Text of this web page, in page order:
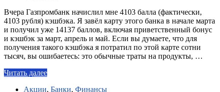
Вчера Газпромбанк начислил мне 4103 балла (фактически,
4103 рубля) кэшбэка. Я завёл карту этого банка в начале марта
и получил уже 14137 баллов, включая приветственный бонус
и кэшбэк за март, апрель и май. Если вы думаете, что для
получения такого кэшбэка я потратил по этой карте сотни
тысяч, вы ошибаетесь: это обычные траты на продукты, …
Читать далее
Акции, Банки, Финансы